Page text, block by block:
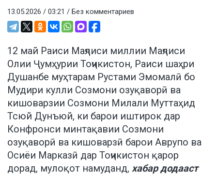
13.05.2026 / 03:21 / Без комментариев
12 май Раиси Маҷлиси миллии Маҷлиси
Олии Ҷумҳурии Тоҷикистон, Раиси шаҳри
Душанбе муҳтарам Рустами Эмомалӣ бо
Мудири кулли Созмони озуқаворӣ ва
кишоварзии Созмони Милали Муттаҳид
Тсюй Дунъюй, ки барои иштирок дар
Конфронси минтақавии Созмони
озуқаворӣ ва кишоварзӣ барои Аврупо ва
Осиёи Марказӣ дар Тоҷикистон қарор
дорад, мулоқот намуданд, хабар додааст